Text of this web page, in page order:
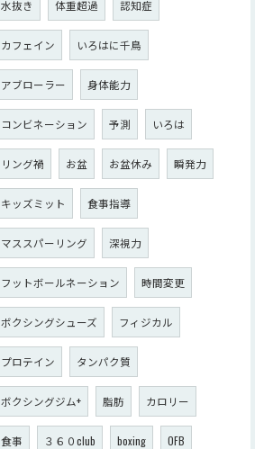
水抜き 体重超過 認知症
カフェイン いろはに千鳥
アブローラー 身体能力
コンビネーション 予測 いろは
リング禍 お盆 お盆休み 瞬発力
キッズミット 食事指導
マススパーリング 深視力
フットボールネーション 時間変更
ボクシングシューズ フィジカル
プロテイン タンパク質
ボクシングジム+ 脂肪 カロリー
食事 ３６０club boxing OFB